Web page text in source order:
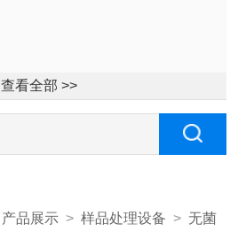
查看全部 >>
产品展示 >样品处理设备 > 无菌